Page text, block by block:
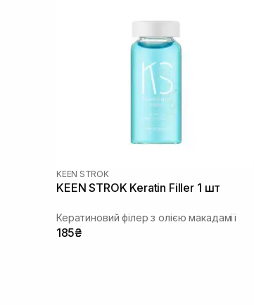
KEEN STROK
KEEN STROK Keratin Filler 1 шт
Кератиновий філер з олією макадамії
185₴